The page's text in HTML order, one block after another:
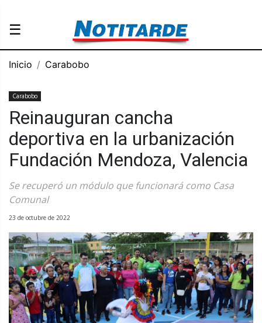
☰
Inicio Carabobo
Carabobo
Reinauguran cancha
deportiva en la urbanización
Fundación Mendoza, Valencia
Se recuperó un módulo que funcionará como Casa
Comunal
23 de octubre de 2022